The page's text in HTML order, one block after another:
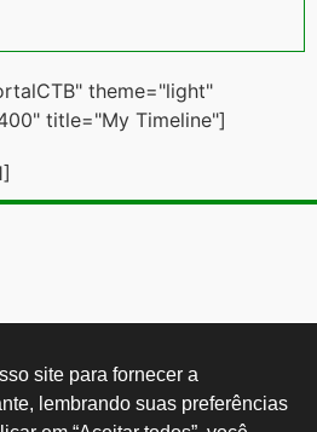
theme="light"
title="My Timeline"]
11 3874-0040
site para fornecer a
lembrando suas preferências